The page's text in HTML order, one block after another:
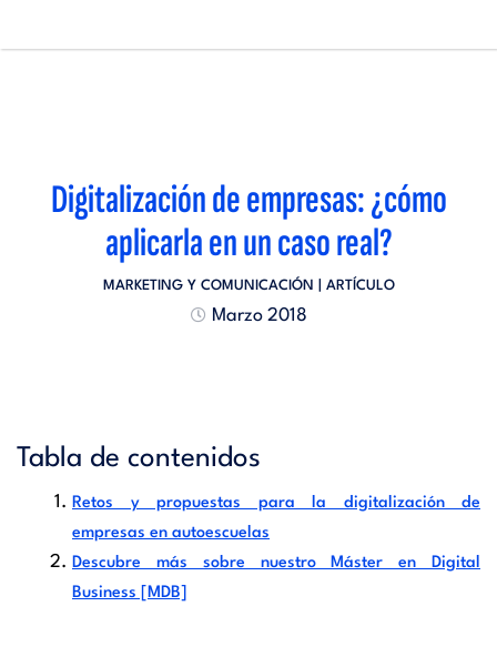
contenido
Digitalización de empresas: ¿cómo
aplicarla en un caso real?
MARKETING Y COMUNICACIÓN | ARTÍCULO
Marzo 2018
Tabla de contenidos
Retos y propuestas para la digitalización de
empresas en autoescuelas
Descubre más sobre nuestro Máster en Digital
Business [MDB]